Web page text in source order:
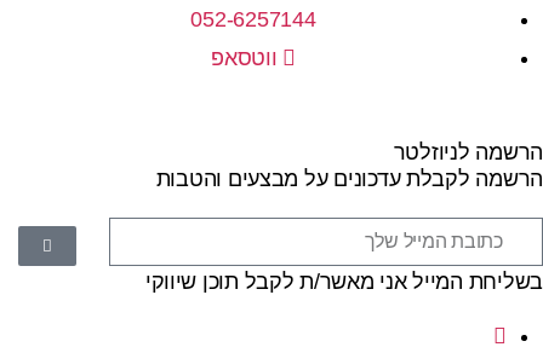
052-6257144
ווטסאפ
הרשמה לניוזלטר
הרשמה לקבלת עדכונים על מבצעים והטבות
בשליחת המייל אני מאשר/ת לקבל תוכן שיווקי